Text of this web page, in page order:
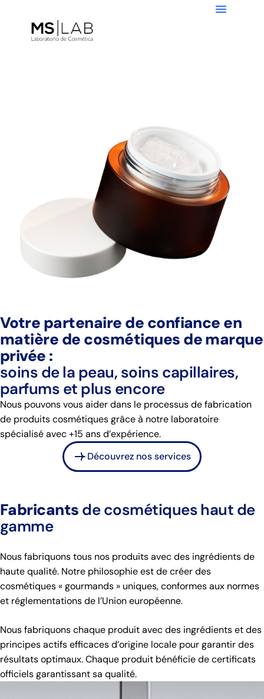
Votre partenaire de confiance en
matière de cosmétiques de marque
privée :
soins de la peau, soins capillaires,
parfums et plus encore
Nous pouvons vous aider dans le processus de fabrication
de produits cosmétiques grâce à notre laboratoire
spécialisé avec +15 ans d’expérience.
Découvrez nos services
Fabricants de cosmétiques haut de
gamme
Nous fabriquons tous nos produits avec des ingrédients de
haute qualité. Notre philosophie est de créer des
cosmétiques « gourmands » uniques, conformes aux normes
et réglementations de l’Union européenne.
Nous fabriquons chaque produit avec des ingrédients et des
principes actifs efficaces d’origine locale pour garantir des
résultats optimaux. Chaque produit bénéficie de certificats
officiels garantissant sa qualité.